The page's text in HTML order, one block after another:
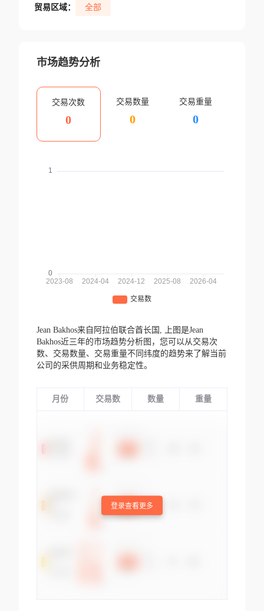
贸易区域： 全部
市场趋势分析
交易次数
0
交易数量
0
交易重量
0
Jean Bakhos来自阿拉伯联合酋长国,
上图是Jean
Bakhos近三年的市场趋势分析图，您可以从交易次
数、交易数量、交易重量不同纬度的趋势来了解当前
公司的采供周期和业务稳定性。
月份 交易数 数量 重量
登录查看更多